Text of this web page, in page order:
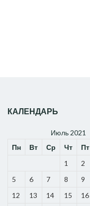
КАЛЕНДАРЬ
Июль 2021
Пн
Вт Ср Чт Пт
1
2
5
6 7 8 9
12
13 14 15 16